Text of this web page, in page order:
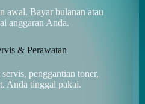
awal. Bayar bulanan atau
anggaran Anda.
& Perawatan
penggantian toner,
Anda tinggal pakai.